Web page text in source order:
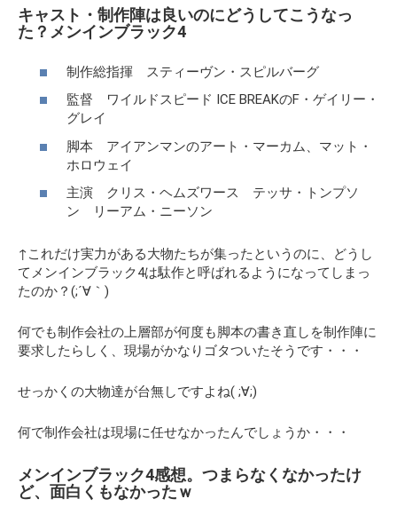
キャスト・制作陣は良いのにどうしてこうなっ
た？メンインブラック4
制作総指揮 スティーヴン・スピルバーグ
監督 ワイルドスピード ICE BREAKのF・ゲイリー・
グレイ
脚本 アイアンマンのアート・マーカム、マット・
ホロウェイ
主演 クリス・ヘムズワース テッサ・トンプソ
ン リーアム・ニーソン
↑これだけ実力がある大物たちが集ったというのに、どうし
てメンインブラック4は駄作と呼ばれるようになってしまっ
たのか？(;´∀｀)
何でも制作会社の上層部が何度も脚本の書き直しを制作陣に
要求したらしく、現場がかなりゴタついたそうです・・・
せっかくの大物達が台無しですよね( ;∀;)
何で制作会社は現場に任せなかったんでしょうか・・・
メンインブラック4感想。つまらなくなかったけ
ど、面白くもなかったｗ